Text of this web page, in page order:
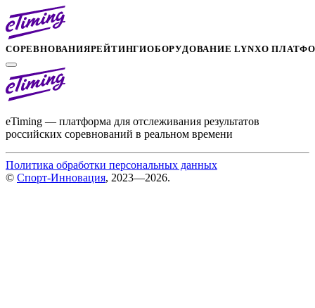
СОРЕВНОВАНИЯРЕЙТИНГИОБОРУДОВАНИЕ LYNXО
eTiming — платформа для отслеживания результатов
российских соревнований в реальном времени
Политика обработки персональных данных
© Спорт-Инновация, 2023—2026.